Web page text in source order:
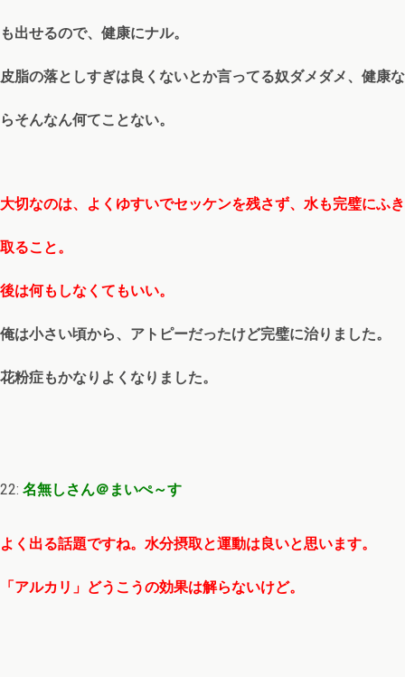
も出せるので、健康にナル。
皮脂の落としすぎは良くないとか言ってる奴ダメダメ、健康な
らそんなん何てことない。
大切なのは、よくゆすいでセッケンを残さず、水も完璧にふき
取ること。
後は何もしなくてもいい。
俺は小さい頃から、アトピーだったけど完璧に治りました。
花粉症もかなりよくなりました。
22: 名無しさん＠まいぺ～す
よく出る話題ですね。水分摂取と運動は良いと思います。
「アルカリ」どうこうの効果は解らないけど。